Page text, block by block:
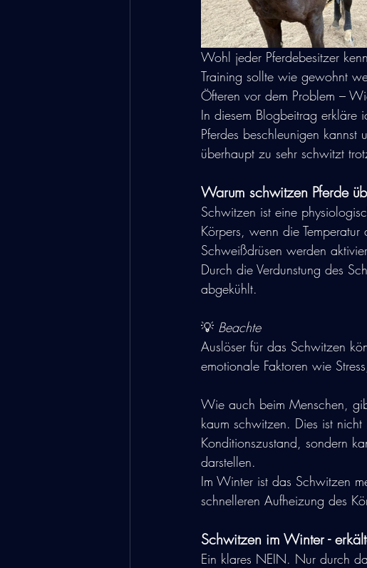
Wohl jeder Pferdebesitzer
Training sollte wie gewohnt
Öfteren vor dem Problem –
In diesem Blogbeitrag erkläre
Pferdes beschleunigen
überhaupt zu sehr schwitzt
Warum schwitzen Pferde
Schwitzen ist eine
Körpers, wenn die
Schweißdrüsen werden
Durch die Verdunstung des
abgekühlt.
💡 Beachte
Auslöser für das Schwitzen
emotionale Faktoren wie
Wie auch beim Menschen,
kaum schwitzen. Dies ist nicht
Konditionszustand, sondern
darstellen.
Im Winter ist das Schwitzen
schnelleren Aufheizung des
Schwitzen im Winter -
Ein klares NEIN. Nur durch